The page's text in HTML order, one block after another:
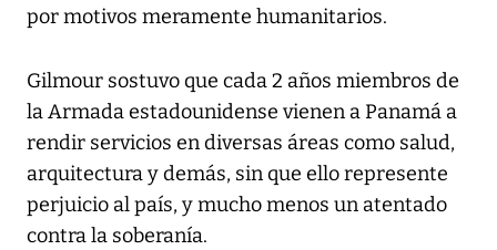
por motivos meramente humanitarios.
Gilmour sostuvo que cada 2 años miembros de
la Armada estadounidense vienen a Panamá a
rendir servicios en diversas áreas como salud,
arquitectura y demás, sin que ello represente
perjuicio al país, y mucho menos un atentado
contra la soberanía.